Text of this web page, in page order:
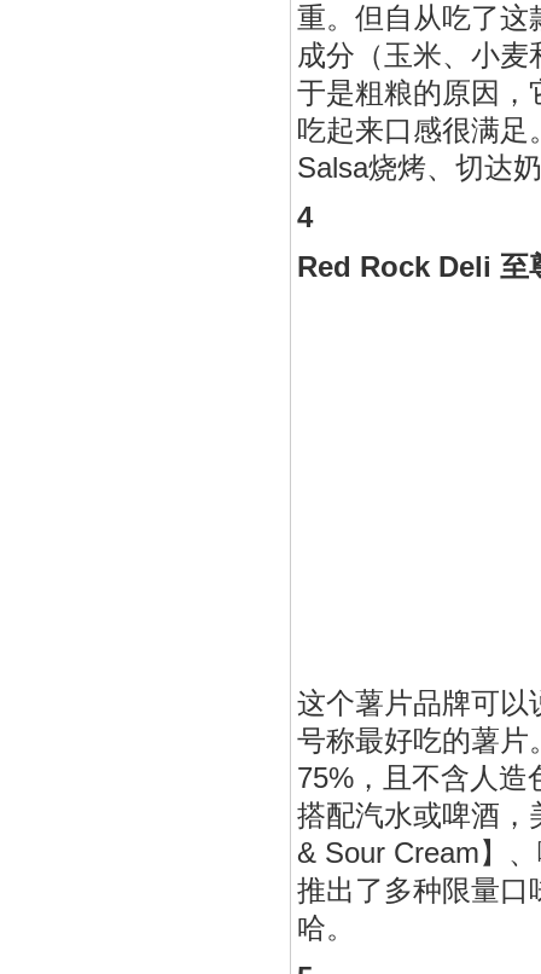
重。但自从吃了这
成分（玉米、小
于是粗粮的原因，
吃起来口感很满足
Salsa烧烤、切达
4
Red Rock Deli 至
这个薯片品牌可以
号称最好吃的薯片
75%，且不含人造
搭配汽水或啤酒，
& Sour Cream】
推出了多种限量口
哈。